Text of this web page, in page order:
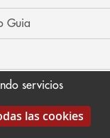
Guia
servicios
las cookies